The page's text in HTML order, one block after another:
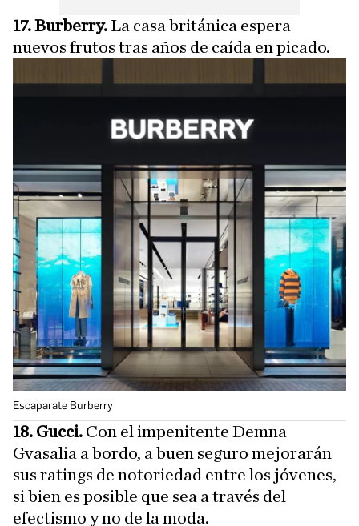
17. Burberry.La casa británica espera
nuevos frutos tras años de caída en picado.
Escaparate Burberry
18. Gucci. Con el impenitente Demna
Gvasalia a bordo, a buen seguro mejorarán
sus ratings de notoriedad entre los jóvenes,
si bien es posible que sea a través del
efectismo y no de la moda.